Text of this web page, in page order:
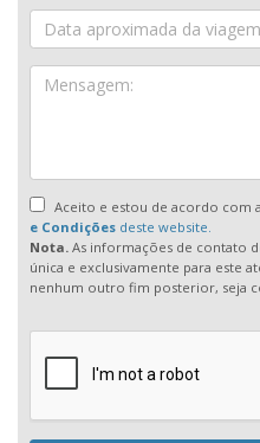
Aceito e estou de acordo com a
e Condições deste website.
Nota. As informações de contato
única e exclusivamente para este
nenhum outro fim posterior, seja